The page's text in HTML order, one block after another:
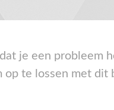
je een probleem
te lossen met dit